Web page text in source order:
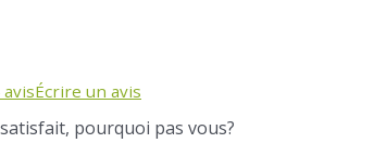
Écrire un avis
pourquoi pas vous?